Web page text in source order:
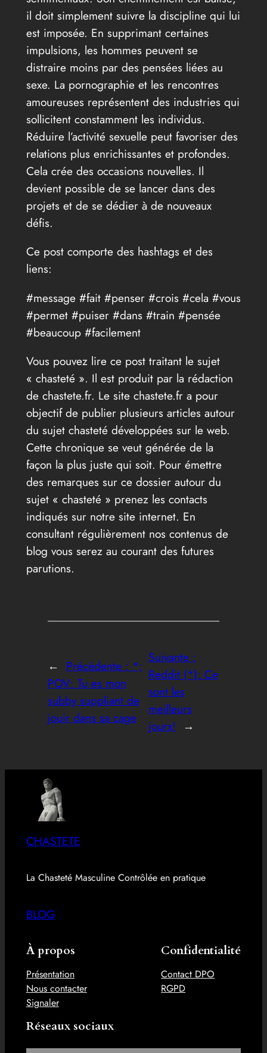
il doit simplement suivre la discipline qui lui
est imposée. En supprimant certaines
impulsions, les hommes peuvent se
distraire moins par des pensées liées au
sexe. La pornographie et les rencontres
amoureuses représentent des industries qui
sollicitent constamment les individus.
Réduire l’activité sexuelle peut favoriser des
relations plus enrichissantes et profondes.
Cela crée des occasions nouvelles. Il
devient possible de se lancer dans des
projets et de se dédier à de nouveaux
défis.
Ce post comporte des hashtags et des
liens:
#message #fait #penser #crois #cela #vous
#permet #puiser #dans #train #pensée
#beaucoup #facilement
Vous pouvez lire ce post traitant le sujet
« chasteté ». Il est produit par la rédaction
de chastete.fr. Le site chastete.fr a pour
objectif de publier plusieurs articles autour
du sujet chasteté développées sur le web.
Cette chronique se veut générée de la
façon la plus juste qui soit. Pour émettre
des remarques sur ce dossier autour du
sujet « chasteté » prenez les contacts
indiqués sur notre site internet. En
consultant régulièrement nos contenus de
blog vous serez au courant des futures
parutions.
← Précédente : *;
POV: Tu es mon
subby suppliant de
jouir dans sa cage
Suivante :
Reddit (*): Ce
sont les
meilleurs
jours!
→
CHASTETE
La Chasteté Masculine Contrôlée en pratique
BLOG
À propos
Présentation
Nous contacter
Signaler
Confidentialité
Contact DPO
RGPD
Réseaux sociaux